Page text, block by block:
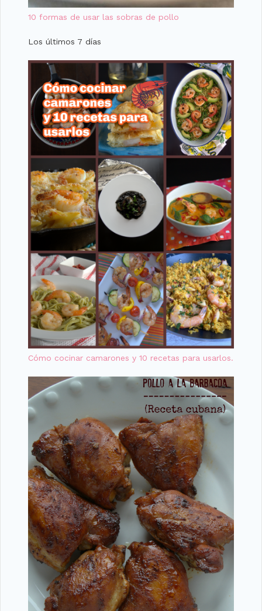
10 formas de usar las sobras de pollo
Los últimos 7 días
Cómo cocinar camarones y 10 recetas para usarlos.